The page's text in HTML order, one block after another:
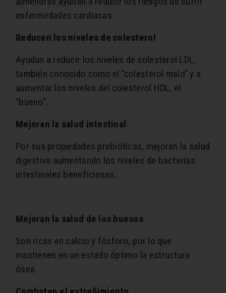
enfermedades cardiacas.
Reducen los niveles de colesterol
Ayudan a reducir los niveles de colesterol LDL,
también conocido como el “colesterol malo” y a
aumentar los niveles del colesterol HDL, el
“bueno”.
Mejoran la salud intestinal
Por sus propiedades prebióticas, mejoran la salud
digestiva aumentando los niveles de bacterias
intestinales beneficiosas.
Mejoran la salud de los huesos
Son ricas en calcio y fósforo, por lo que
mantienen en un estado óptimo la estructura
ósea.